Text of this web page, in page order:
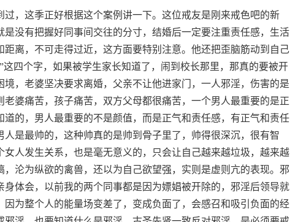
过，这季正好根据这个案例讲一下。这位戒友是刚来戒色吧的新
是没有把握好同事间交往的分寸，结婚后一定要注重责任感，生活
距离，不可走得过近，这方面要特别注意。他还把歪脑筋动到自己
这四个字，如果被学生家长知道了，闹到校长那里，那真的要被开
境，老婆坚决要求离婚，父亲不让他进家门，一人邪淫，伤害的是
婆痛苦，孩子痛苦，双方父母都很痛苦，一个男人最重要的是正
的，男人最重要的不是颜值，而是正气和责任感，有正气和责任
是最帅的，这种帅真的是帅到骨子里了，帅得很深沉，很有智
女人发生关系，也是毫无意义的，只会让自己越来越垃圾，越来越
沦为纵欲的禽兽，还以为自己欲望强，实则是虚则亢的表现。邪
体会，以前我的两个同事都是因为嫖娼被开除的，邪淫后领导就
为整个人的能量场变差了，变成负面了，会感召和吸引负面的经